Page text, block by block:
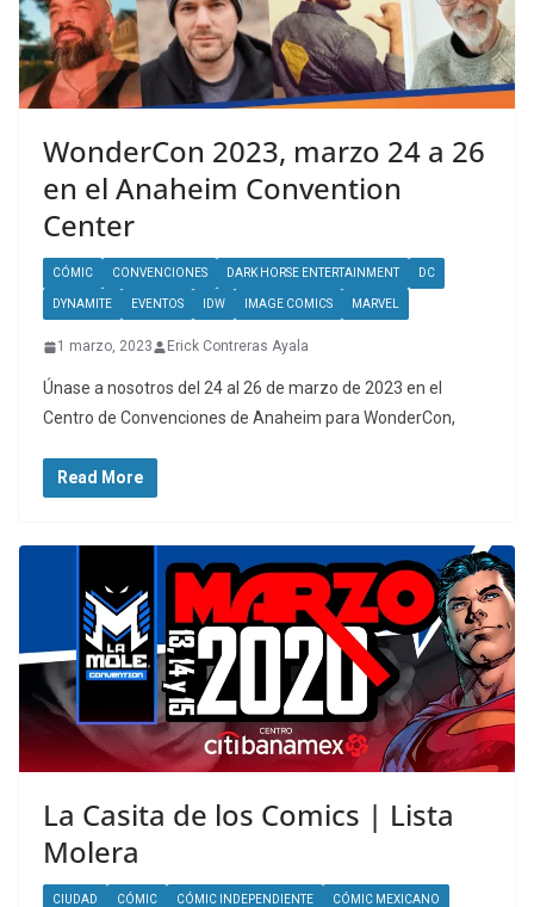
WonderCon 2023, marzo 24 a 26
en el Anaheim Convention
Center
CÓMIC CONVENCIONES DARK HORSE ENTERTAINMENT DC
DYNAMITE EVENTOS IDW IMAGE COMICS MARVEL
1 marzo, 2023 Erick Contreras Ayala
Únase a nosotros del 24 al 26 de marzo de 2023 en el
Centro de Convenciones de Anaheim para WonderCon,
Read More
La Casita de los Comics | Lista
Molera
CIUDAD CÓMIC CÓMIC INDEPENDIENTE CÓMIC MEXICANO